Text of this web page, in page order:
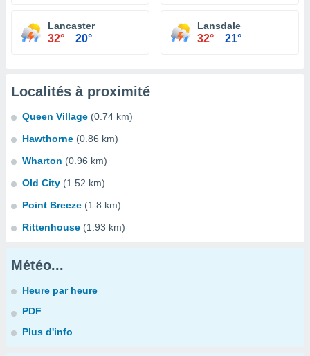
Lancaster
32° 20°
Lansdale
32° 21°
Localités à proximité
Queen Village (0.74 km)
Hawthorne (0.86 km)
Wharton (0.96 km)
Old City (1.52 km)
Point Breeze (1.8 km)
Rittenhouse (1.93 km)
Météo...
Heure par heure
PDF
Plus d'info